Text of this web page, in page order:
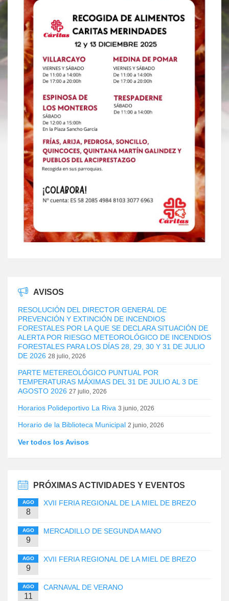
AVISOS
RESOLUCIÓN DEL DIRECTOR GENERAL DE
PREVENCIÓN Y EXTINCIÓN DE INCENDIOS
FORESTALES POR LA QUE SE DECLARA SITUACIÓN DE
ALERTA POR RIESGO METEOROLÓGICO DE INCENDIOS
FORESTALES PARA LOS DÍAS 28, 29, 30 Y 31 DE JULIO
DE 2026 28 julio, 2026
PARTE METEREOLÓGICO PUNTUAL POR
TEMPERATURAS MÁXIMAS DEL 31 DE JULIO AL 3 DE
AGOSTO 2026 27 julio, 2026
Horarios Polideportivo La Riva 3 junio, 2026
Horario de la Biblioteca Municipal 2 junio, 2026
Ver todos los Avisos
PRÓXIMAS ACTIVIDADES Y EVENTOS
AGO
8
XVII FERIA REGIONAL DE LA MIEL DE BREZO
AGO
9
MERCADILLO DE SEGUNDA MANO
AGO
9
XVII FERIA REGIONAL DE LA MIEL DE BREZO
AGO
11
CARNAVAL DE VERANO